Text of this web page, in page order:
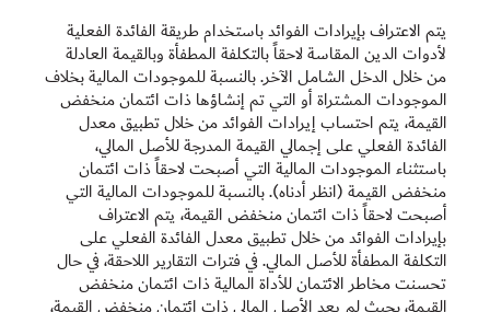
يتم الاعتراف بإيرادات الفوائد باستخدام طريقة الفائدة الفعلية
لأدوات الدين المقاسة لاحقاً بالتكلفة المطفأة وبالقيمة العادلة
من خلال الدخل الشامل الآخر. بالنسبة للموجودات المالية بخلاف
الموجودات المشتراة أو التي تم إنشاؤها ذات ائتمان منخفض
القيمة، يتم احتساب إيرادات الفوائد من خلال تطبيق معدل
الفائدة الفعلي على إجمالي القيمة المدرجة للأصل المالي،
باستثناء الموجودات المالية التي أصبحت لاحقاً ذات ائتمان
منخفض القيمة (انظر أدناه). بالنسبة للموجودات المالية التي
أصبحت لاحقاً ذات ائتمان منخفض القيمة، يتم الاعتراف
بإيرادات الفوائد من خلال تطبيق معدل الفائدة الفعلي على
التكلفة المطفأة للأصل المالي. في فترات التقارير اللاحقة، في حال
تحسنت مخاطر الائتمان للأداة المالية ذات ائتمان منخفض